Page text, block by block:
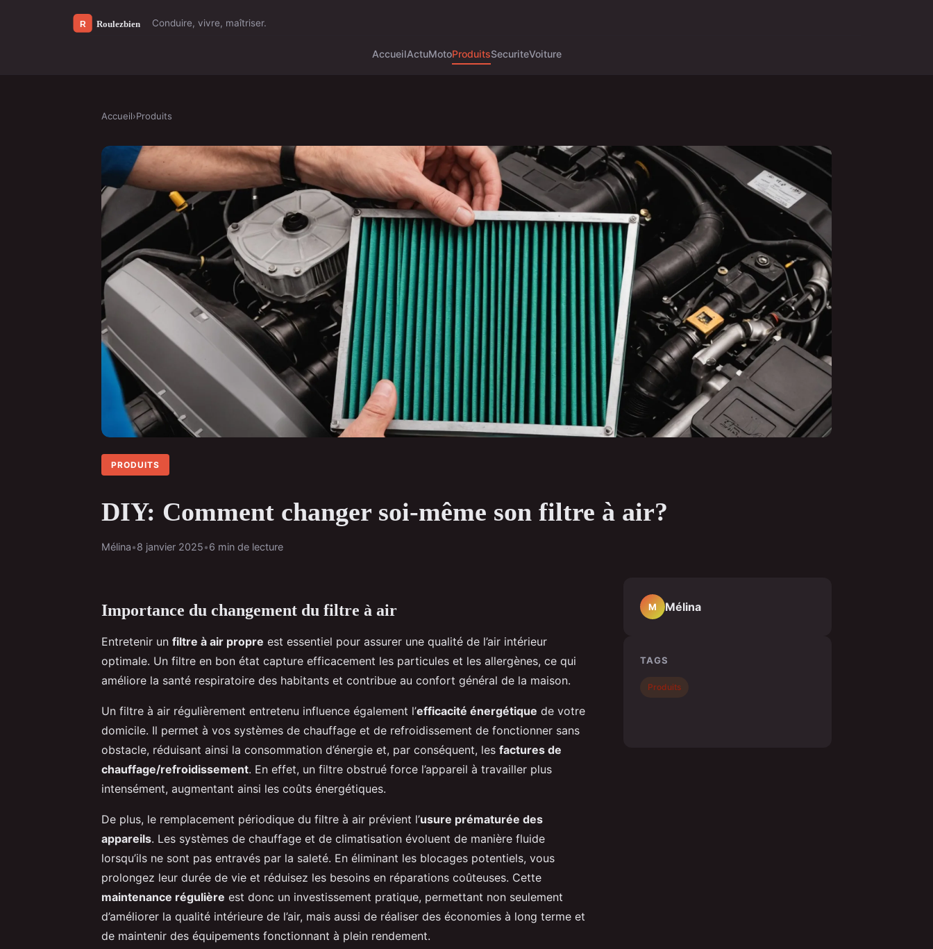
Conduire, vivre, maîtriser.
AccueilActuMotoProduitsSecuriteVoiture
Accueil›Produits
PRODUITS
DIY: Comment changer soi-même son filtre à air?
Mélina•8 janvier 2025•6 min de lecture
Importance du changement du filtre à air
Entretenir un filtre à air propre est essentiel pour assurer une qualité de l’air intérieur
optimale. Un filtre en bon état capture efficacement les particules et les allergènes, ce qui
améliore la santé respiratoire des habitants et contribue au confort général de la maison.
Un filtre à air régulièrement entretenu influence également l’efficacité énergétique de votre
domicile. Il permet à vos systèmes de chauffage et de refroidissement de fonctionner sans
obstacle, réduisant ainsi la consommation d’énergie et, par conséquent, les factures de
chauffage/refroidissement. En effet, un filtre obstrué force l’appareil à travailler plus
intensément, augmentant ainsi les coûts énergétiques.
De plus, le remplacement périodique du filtre à air prévient l’usure prématurée des
appareils. Les systèmes de chauffage et de climatisation évoluent de manière fluide
lorsqu’ils ne sont pas entravés par la saleté. En éliminant les blocages potentiels, vous
prolongez leur durée de vie et réduisez les besoins en réparations coûteuses. Cette
maintenance régulière est donc un investissement pratique, permettant non seulement
d’améliorer la qualité intérieure de l’air, mais aussi de réaliser des économies à long terme et
de maintenir des équipements fonctionnant à plein rendement.
M Mélina
TAGS
Produits